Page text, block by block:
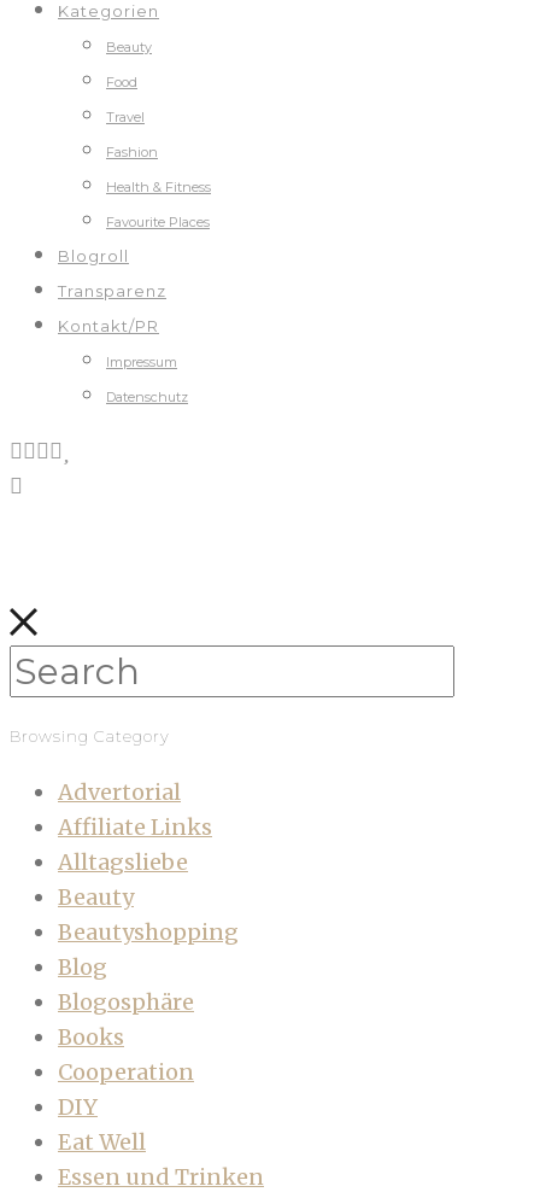
Kategorien
Beauty
Food
Travel
Fashion
Health & Fitness
Favourite Places
Blogroll
Transparenz
Kontakt/PR
Impressum
Datenschutz
Browsing Category
Advertorial
Affiliate Links
Alltagsliebe
Beauty
Beautyshopping
Blog
Blogosphäre
Books
Cooperation
DIY
Eat Well
Essen und Trinken